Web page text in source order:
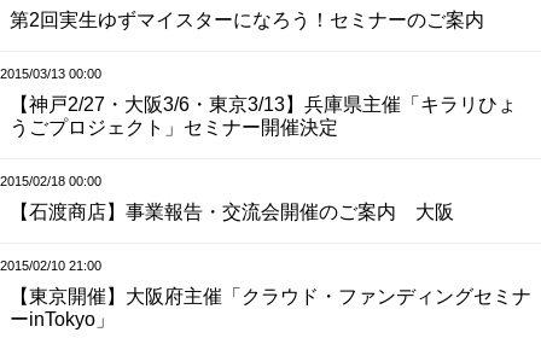
第2回実生ゆずマイスターになろう！セミナーのご案内
2015/03/13 00:00
【神戸2/27・大阪3/6・東京3/13】兵庫県主催「キラリひょ
うごプロジェクト」セミナー開催決定
2015/02/18 00:00
【石渡商店】事業報告・交流会開催のご案内 大阪
2015/02/10 21:00
【東京開催】大阪府主催「クラウド・ファンディングセミナ
ーinTokyo」